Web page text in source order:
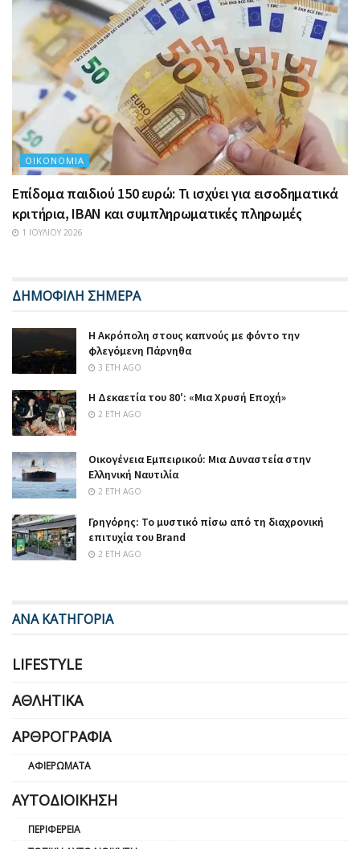
ΟΙΚΟΝΟΜΊΑ
Επίδομα παιδιού 150 ευρώ: Τι ισχύει για εισοδηματικά
κριτήρια, IBAN και συμπληρωματικές πληρωμές
1 ΙΟΥΛΊΟΥ 2026
ΔΗΜΟΦΙΛΗ ΣΗΜΕΡΑ
Η Ακρόπολη στους καπνούς με φόντο την
φλεγόμενη Πάρνηθα
3 ΈΤΗ AGO
Η Δεκαετία του 80′: «Μια Χρυσή Εποχή»
2 ΈΤΗ AGO
Οικογένεια Εμπειρικού: Μια Δυναστεία στην
Ελληνική Ναυτιλία
2 ΈΤΗ AGO
Γρηγόρης: Το μυστικό πίσω από τη διαχρονική
επιτυχία του Brand
2 ΈΤΗ AGO
ΑΝΑ ΚΑΤΗΓΟΡΙΑ
LIFESTYLE
ΑΘΛΗΤΙΚΆ
ΑΡΘΡΟΓΡΑΦΊΑ
ΑΦΙΕΡΏΜΑΤΑ
ΑΥΤΟΔΙΟΊΚΗΣΗ
ΠΕΡΙΦΈΡΕΙΑ